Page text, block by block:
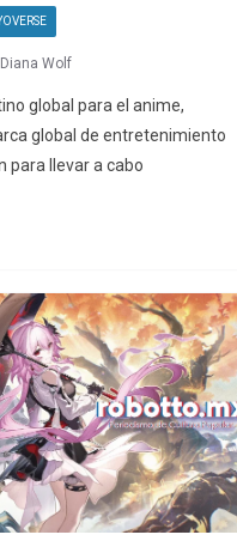
Diana Wolf
global para el anime,
global de entretenimiento
para llevar a cabo